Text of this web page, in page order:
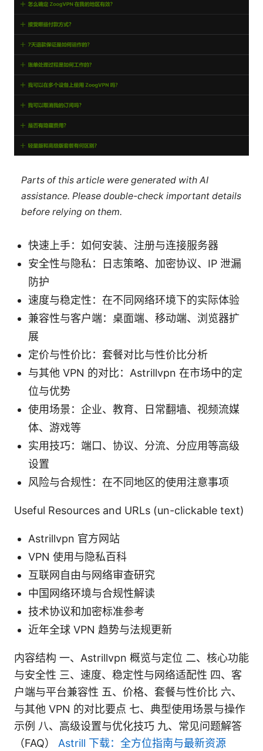
Parts of this article were generated with AI
assistance. Please double-check important details
before relying on them.
快速上手：如何安装、注册与连接服务器
安全性与隐私：日志策略、加密协议、IP 泄漏
防护
速度与稳定性：在不同网络环境下的实际体验
兼容性与客户端：桌面端、移动端、浏览器扩
展
定价与性价比：套餐对比与性价比分析
与其他 VPN 的对比：Astrillvpn 在市场中的定
位与优势
使用场景：企业、教育、日常翻墙、视频流媒
体、游戏等
实用技巧：端口、协议、分流、分应用等高级
设置
风险与合规性：在不同地区的使用注意事项
Useful Resources and URLs (un-clickable text)
Astrillvpn 官方网站
VPN 使用与隐私百科
互联网自由与网络审查研究
中国网络环境与合规性解读
技术协议和加密标准参考
近年全球 VPN 趋势与法规更新
内容结构 一、Astrillvpn 概览与定位 二、核心功能
与安全性 三、速度、稳定性与网络适配性 四、客
户端与平台兼容性 五、价格、套餐与性价比 六、
与其他 VPN 的对比要点 七、典型使用场景与操作
示例 八、高级设置与优化技巧 九、常见问题解答
（FAQ） Astrill 下载：全方位指南与最新资源